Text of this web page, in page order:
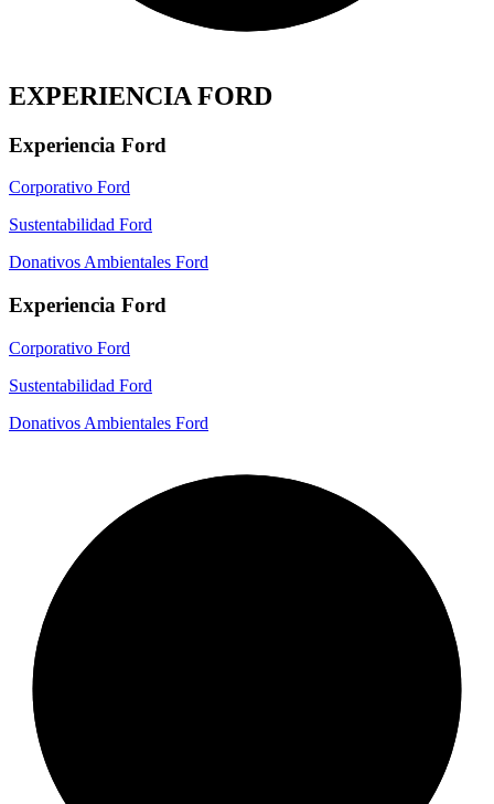
EXPERIENCIA FORD
Experiencia Ford
Corporativo Ford
Sustentabilidad Ford
Donativos Ambientales Ford
Experiencia Ford
Corporativo Ford
Sustentabilidad Ford
Donativos Ambientales Ford